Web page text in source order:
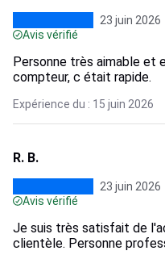
23 juin 2026
Avis vérifié
Personne très aimable et
compteur, c était rapide.
Expérience du : 15 juin 2026
R. B.
23 juin 2026
Avis vérifié
Je suis très satisfait de
clientèle. Personne